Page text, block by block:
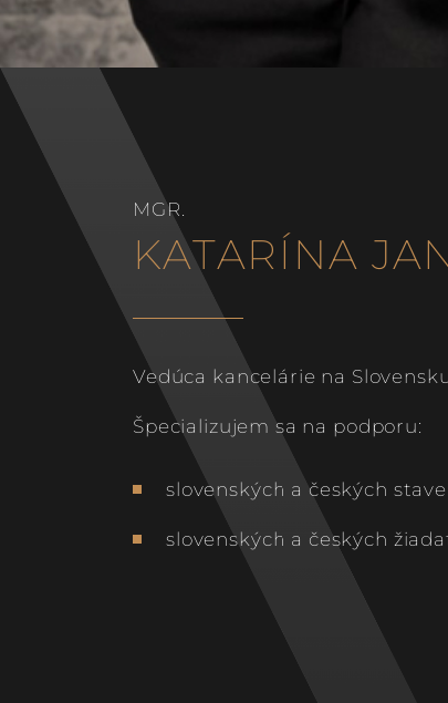
MGR.
KATARÍNA
Vedúca kancelárie na
Špecializujem sa na podporu:
slovenských a českých
slovenských a českých